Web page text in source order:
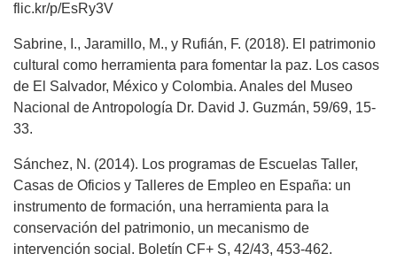
flic.kr/p/EsRy3V
Sabrine, I., Jaramillo, M., y Rufián, F. (2018). El patrimonio
cultural como herramienta para fomentar la paz. Los casos
de El Salvador, México y Colombia. Anales del Museo
Nacional de Antropología Dr. David J. Guzmán, 59/69, 15-
33.
Sánchez, N. (2014). Los programas de Escuelas Taller,
Casas de Oficios y Talleres de Empleo en España: un
instrumento de formación, una herramienta para la
conservación del patrimonio, un mecanismo de
intervención social. Boletín CF+ S, 42/43, 453-462.